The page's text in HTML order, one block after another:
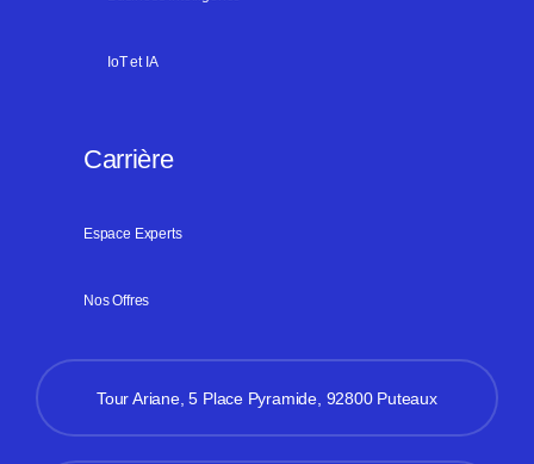
IoT et IA
Carrière
Espace Experts
Nos Offres
Tour Ariane, 5 Place Pyramide, 92800 Puteaux